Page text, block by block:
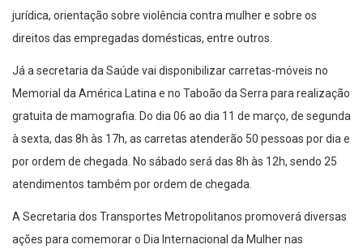
jurídica, orientação sobre violência contra mulher e sobre os
direitos das empregadas domésticas, entre outros.
Já a secretaria da Saúde vai disponibilizar carretas-móveis no
Memorial da América Latina e no Taboão da Serra para realização
gratuita de mamografia. Do dia 06 ao dia 11 de março, de segunda
à sexta, das 8h às 17h, as carretas atenderão 50 pessoas por dia e
por ordem de chegada. No sábado será das 8h às 12h, sendo 25
atendimentos também por ordem de chegada.
A Secretaria dos Transportes Metropolitanos promoverá diversas
ações para comemorar o Dia Internacional da Mulher nas